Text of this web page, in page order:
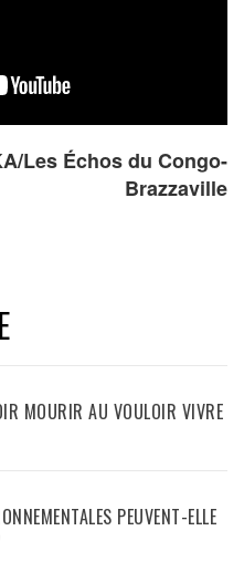
Les Échos du Congo-
Brazzaville
MOURIR AU VOULOIR VIVRE
PEUVENT-ELLE